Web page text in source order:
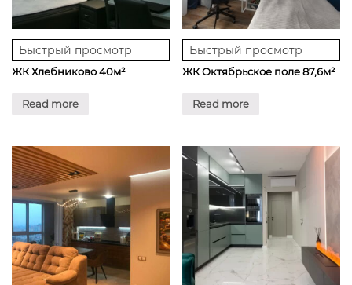
Быстрый просмотр
ЖК Хлебниково 40м²
Read more
Быстрый просмотр
ЖК Октябрьское поле 87,6м²
Read more